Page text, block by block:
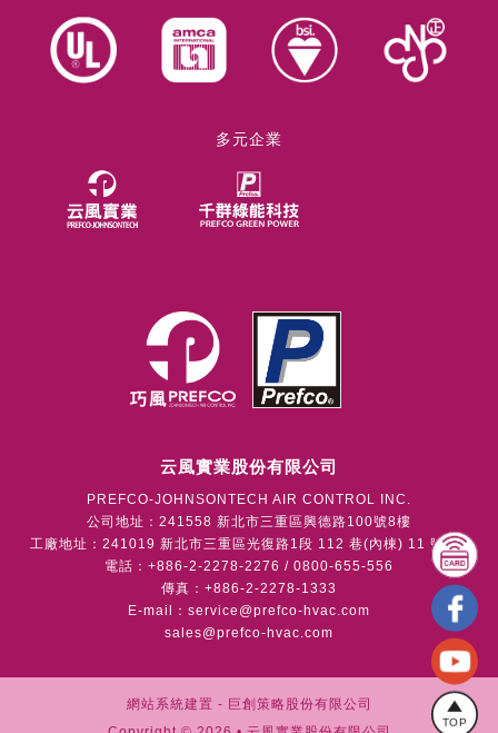
TOP
多元企業
云風實業股份有限公司
PREFCO-JOHNSONTECH AIR CONTROL INC.
公司地址：241558 新北市三重區興德路100號8樓
工廠地址：241019 新北市三重區光復路1段 112 巷(內棟) 11 號1樓
電話：+886-2-2278-2276 / 0800-655-556
傳真：+886-2-2278-1333
E-mail： service@prefco-hvac.com
sales@prefco-hvac.com
網站系統建置 - 巨創策略股份有限公司